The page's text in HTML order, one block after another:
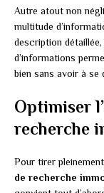
Autre atout non
multitude
description
d’informations
bien sans avoir à se
Optimiser
recherche
Pour tirer
de recherche